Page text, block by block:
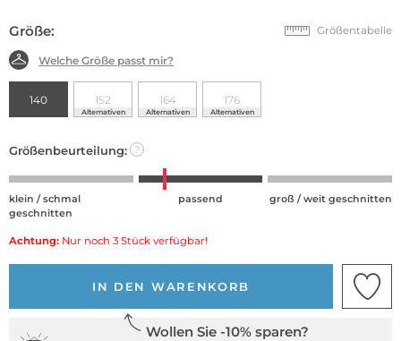
Größe: Größentabelle
Welche Größe passt mir?
140 152
Alternativen
164
Alternativen
176
Alternativen
Größenbeurteilung: ?
klein / schmal
geschnitten
passend groß / weit geschnitten
Achtung: Nur noch 3 Stück verfügbar!
IN DEN WARENKORB
Wollen Sie -10% sparen?